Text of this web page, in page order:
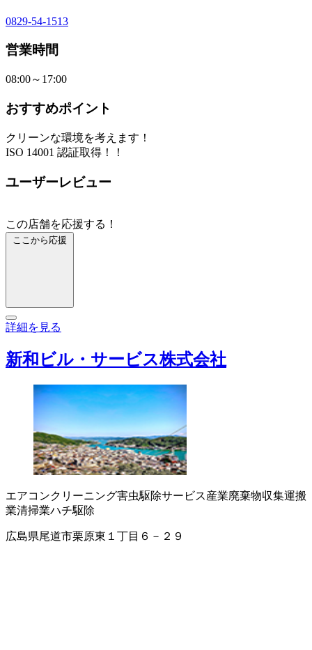
0829-54-1513
営業時間
08:00～17:00
おすすめポイント
クリーンな環境を考えます！
ISO 14001 認証取得！！
ユーザーレビュー
この店舗を応援する！
ここから応援
詳細を見る
新和ビル・サービス株式会社
エアコンクリーニング害虫駆除サービス産業廃棄物収集運搬
業清掃業ハチ駆除
広島県尾道市栗原東１丁目６－２９